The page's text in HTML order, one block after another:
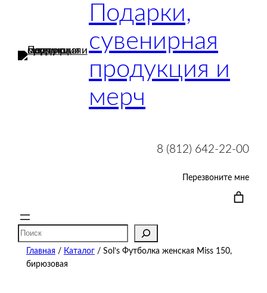
Подарки,
сувенирная
продукция и
мерч
8 (812) 642-22-00
Перезвоните мне
Поиск
Главная / Каталог/ Sol’s Футболка женская Miss 150,
бирюзовая